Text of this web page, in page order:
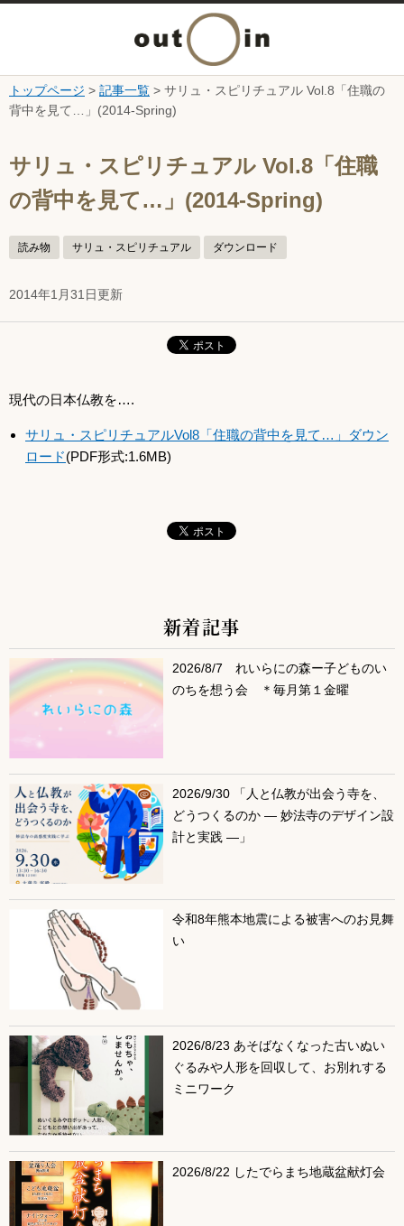
本文へ
ニ
ュ
ー
を
開
く
トップページ > 記事一覧 > サリュ・スピリチュアル Vol.8「住職の
背中を見て…」(2014-Spring)
サリュ・スピリチュアル Vol.8「住職
の背中を見て…」(2014-Spring)
読み物 サリュ・スピリチュアル ダウンロード
2014年1月31日更新
現代の日本仏教を….
サリュ・スピリチュアルVol8「住職の背中を見て…」ダウン
ロード(PDF形式:1.6MB)
サブコンテンツ
新着記事
2026/8/7 れいらにの森ー子どものい
のちを想う会 ＊毎月第１金曜
2026/9/30 「人と仏教が出会う寺を、
どうつくるのか ― 妙法寺のデザイン設
計と実践 ―」
令和8年熊本地震による被害へのお見舞
い
2026/8/23 あそばなくなった古いぬい
ぐるみや人形を回収して、お別れする
ミニワーク
2026/8/22 したでらまち地蔵盆献灯会